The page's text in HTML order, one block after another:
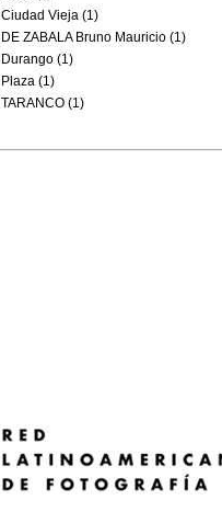
Ciudad Vieja (1)
DE ZABALA Bruno Mauricio (1)
Durango (1)
Plaza (1)
TARANCO (1)